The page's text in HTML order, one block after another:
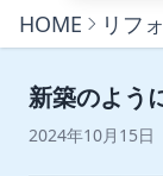
HOME リフ
新築のよう
2024年10月15日